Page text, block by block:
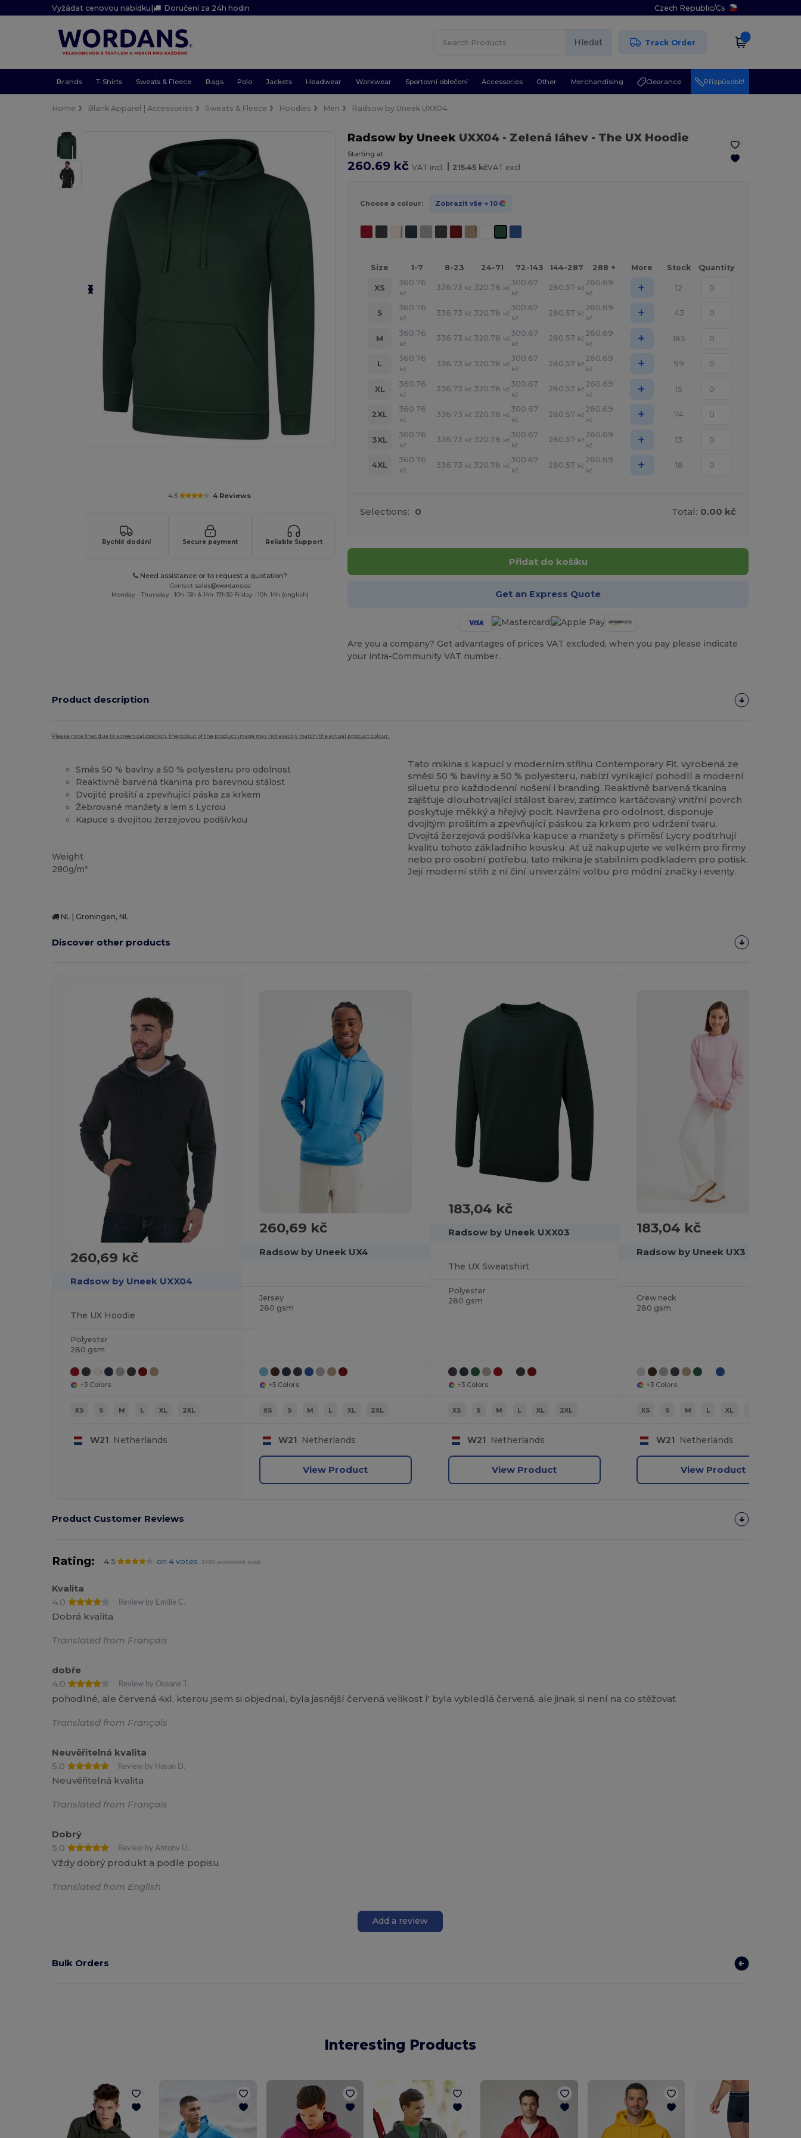
Vyžádat cenovou nabídku| Doručení za 24h hodin Czech Republic/Cs
Hledat Track Order
Brands T-Shirts Sweats & Fleece Bags Polo Jackets Headwear Workwear Sportovní oblečení Accessories Other Merchandising Clearance Přizpůsobit!
Home Blank Apparel | Accessories Sweats & Fleece Hoodies Men Radsow by Uneek UXX04
4.5 4 Reviews
Rychlé dodání Secure payment Reliable Support
Need assistance or to request a quotation?
Contact sales@wordans.ca
Monday - Thursday : 10h-13h & 14h-17h30 Friday : 10h-14h (english)
Radsow by UneekUXX04 - Zelená láhev- The UX Hoodie
Starting at
260.69 kč VAT incl. | 215.45 kčVAT excl.
Choose a colour: Zobrazit vše + 10
Size 1-7 8-23 24-71 72-143 144-287 288 + More Stock Quantity
XS
360.76
kč
336.73 kč 320.78 kč
300.67
kč
280.57 kč
260.69
kč + 12
S
360.76
kč
336.73 kč 320.78 kč
300.67
kč
280.57 kč
260.69
kč + 43
M
360.76
kč
336.73 kč 320.78 kč
300.67
kč
280.57 kč
260.69
kč + 185
L
360.76
kč
336.73 kč 320.78 kč
300.67
kč
280.57 kč
260.69
kč + 99
XL
360.76
kč
336.73 kč 320.78 kč
300.67
kč
280.57 kč
260.69
kč + 15
2XL
360.76
kč
336.73 kč 320.78 kč
300.67
kč
280.57 kč
260.69
kč + 74
3XL
360.76
kč
336.73 kč 320.78 kč
300.67
kč
280.57 kč
260.69
kč + 13
4XL
360.76
kč
336.73 kč 320.78 kč
300.67
kč
280.57 kč
260.69
kč + 18
Selections: 0 Total: 0.00 kč
Přidat do košíku
Get an Express Quote
Are you a company? Get advantages of prices VAT excluded, when you pay please indicate
your intra-Community VAT number.
Product description
Please note that due to screen calibration, the colour of the product image may not exactly match the actual product colour.
Směs 50 % bavlny a 50 % polyesteru pro odolnost
Reaktivně barvená tkanina pro barevnou stálost
Dvojité prošití a zpevňující páska za krkem
Žebrované manžety a lem s Lycrou
Kapuce s dvojitou žerzejovou podšívkou
Weight
280g/m²
Tato mikina s kapucí v moderním střihu Contemporary Fit, vyrobená ze
směsi 50 % bavlny a 50 % polyesteru, nabízí vynikající pohodlí a moderní
siluetu pro každodenní nošení i branding. Reaktivně barvená tkanina
zajišťuje dlouhotrvající stálost barev, zatímco kartáčovaný vnitřní povrch
poskytuje měkký a hřejivý pocit. Navržena pro odolnost, disponuje
dvojitým prošitím a zpevňující páskou za krkem pro udržení tvaru.
Dvojitá žerzejová podšívka kapuce a manžety s příměsí Lycry podtrhují
kvalitu tohoto základního kousku. Ať už nakupujete ve velkém pro firmy
nebo pro osobní potřebu, tato mikina je stabilním podkladem pro potisk.
Její moderní střih z ní činí univerzální volbu pro módní značky i eventy.
NL | Groningen, NL
Discover other products
260,69 kč
Radsow by Uneek UXX04
The UX Hoodie
Polyester
280 gsm
+3 Colors
XS S M L XL 2XL
W21 Netherlands
260,69 kč
Radsow by Uneek UX4
Jersey
280 gsm
+5 Colors
XS S M L XL 2XL
W21 Netherlands
View Product
183,04 kč
Radsow by Uneek UXX03
The UX Sweatshirt
Polyester
280 gsm
+3 Colors
XS S M L XL 2XL
W21 Netherlands
View Product
183,04 kč
Radsow by Uneek UX3
Crew neck
280 gsm
+3 Colors
XS S M L XL
W21 Netherlands
View Product
Product Customer Reviews
Rating: 4.5 on 4 votes 3980 prodaných kusů
Kvalita
4.0
Review by Emilie C.
Dobrá kvalita
Translated from Français
dobře
4.0
Review by Oceane T.
pohodlné, ale červená 4xl, kterou jsem si objednal, byla jasnější červená velikost l' byla vybledlá červená, ale jinak si není na co stěžovat
Translated from Français
Neuvěřitelná kvalita
5.0
Review by Hasan D.
Neuvěřitelná kvalita
Translated from Français
Dobrý
5.0
Review by Antony U.
Vždy dobrý produkt a podle popisu
Translated from English
Add a review
Bulk Orders
Interesting Products